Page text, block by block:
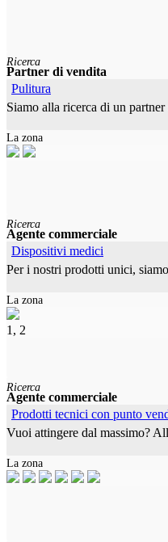
Ricerca
Partner di vendita
Pulitura
Siamo alla ricerca di un
La zona
Ricerca
Agente commerciale
Dispositivi medici
Per i nostri prodotti unici,
La zona
1, 2
Ricerca
Agente commerciale
Prodotti tecnici con punto
Vuoi attingere dal massimo?
La zona